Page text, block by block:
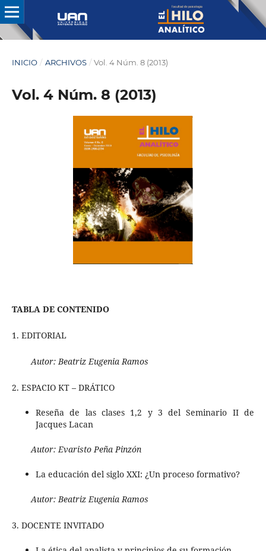
INICIO / ARCHIVOS / Vol. 4 Núm. 8 (2013)
Vol. 4 Núm. 8 (2013)
TABLA DE CONTENIDO
1. EDITORIAL
Autor:Beatriz Eugenia Ramos
2. ESPACIO KT – DRÁTICO
Reseña de las clases 1,2 y 3 del Seminario II de
Jacques Lacan
Autor:Evaristo Peña Pinzón
La educación del siglo XXI: ¿Un proceso formativo?
Autor:Beatriz Eugenia Ramos
3. DOCENTE INVITADO